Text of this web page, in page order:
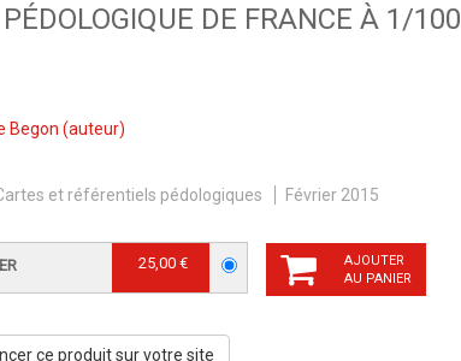
DE FRANCE À 1/100
Begon (auteur)
et référentiels pédologiques Février 2015
25,00 €
AJOUTER
AU PANIER
ce produit sur votre site